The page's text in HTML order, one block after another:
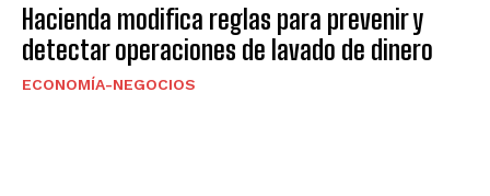
Hacienda modifica reglas para prevenir y
detectar operaciones de lavado de dinero
ECONOMÍA-NEGOCIOS